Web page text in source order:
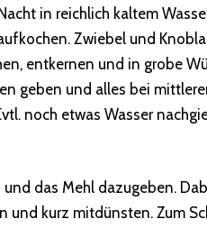
in reichlich kaltem
Zwiebel und
entkernen und in grobe
geben und alles bei
noch etwas Wasser
das Mehl dazugeben.
und kurz mitdünsten. Zum